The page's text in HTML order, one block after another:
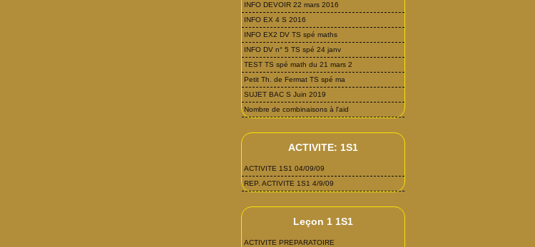
INFO DEVOIR 22 mars 2016
INFO EX 4 S 2016
INFO EX2 DV TS spé maths
INFO DV n° 5 TS spé 24 janv
TEST TS spé math du 21 mars 2
Petit Th. de Fermat TS spé ma
SUJET BAC S Juin 2019
Nombre de combinaisons à l'aid
ACTIVITE: 1S1
ACTIVITE 1S1 04/09/09
REP. ACTIVITE 1S1 4/9/09
Leçon 1 1S1
ACTIVITE PREPARATOIRE